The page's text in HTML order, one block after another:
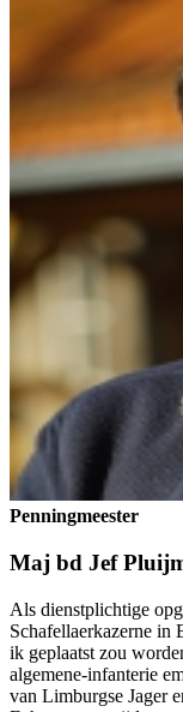
Penningmeester
Maj bd Jef
Als dienstplichtige
Schafellaerkazerne in
ik geplaatst zou
algemene-infanterie
van Limburgse Jager